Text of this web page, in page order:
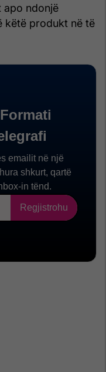
apo ndonjë
këtë produkt në të